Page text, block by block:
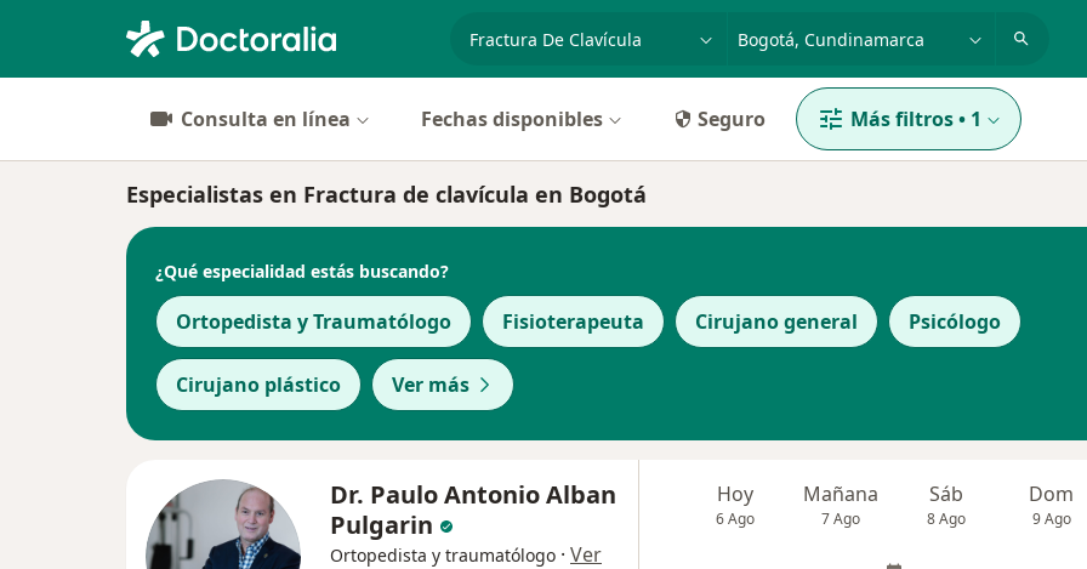
especialidad, enfermedad o nombre
p. ej. Bogotá
Consulta en línea Fechas disponibles Seguro Más filtros• 1
Especialistas en Fractura de clavícula en Bogotá
¿Qué especialidad estás buscando?
Ortopedista y Traumatólogo Fisioterapeuta Cirujano general Psicólogo
Cirujano plástico Ver más
Dr. Paulo Antonio Alban
Pulgarin
Ortopedista y traumatólogo · Ver
Hoy
6 Ago
Mañana
7 Ago
Sáb
8 Ago
Dom
9 Ago